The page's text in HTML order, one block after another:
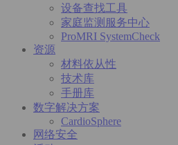
设备查找工具
家庭监测服务中心
ProMRI SystemCheck
资源
材料依从性
技术库
手册库
数字解决方案
CardioSphere
网络安全